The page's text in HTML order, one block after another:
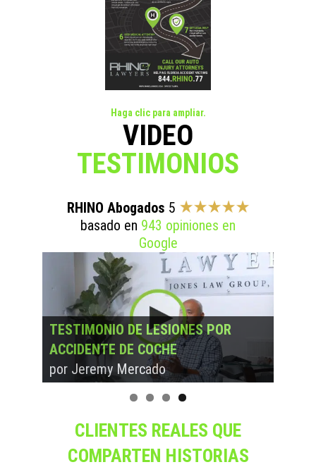
Haga clic para ampliar.
VIDEO
TESTIMONIOS
RHINO Abogados 5
basado en 943 opiniones en
Google
TESTIMONIO DE LESIONES POR
ACCIDENTE DE COCHE
por Chris Rogers
TESTIMONIO DE LESIONES POR
ACCIDENTE DE COCHE
por Liz & Germain
TESTIMONIO DE LESIONES POR
ACCIDENTE DE COCHE
por Mark Nunez
TESTIMONIO DE LESIONES POR
ACCIDENTE DE COCHE
por Jeremy Mercado
CLIENTES REALES QUE
COMPARTEN HISTORIAS